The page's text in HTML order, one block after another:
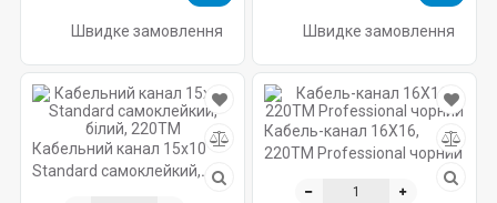
Швидке замовлення Швидке замовлення
Кабельний канал 15х10
Standard самоклейкий,
Кабель-канал 16X16,
220ТМ Professional чорний